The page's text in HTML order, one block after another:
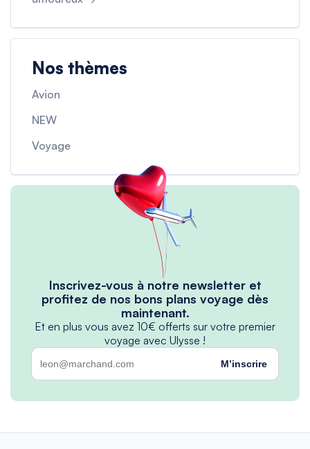
Nos thèmes
Avion
NEW
Voyage
Inscrivez-vous à notre newsletter et
profitez de nos bons plans voyage dès
maintenant.
Et en plus vous avez 10€ offerts sur votre premier
voyage avec Ulysse !
M’inscrire